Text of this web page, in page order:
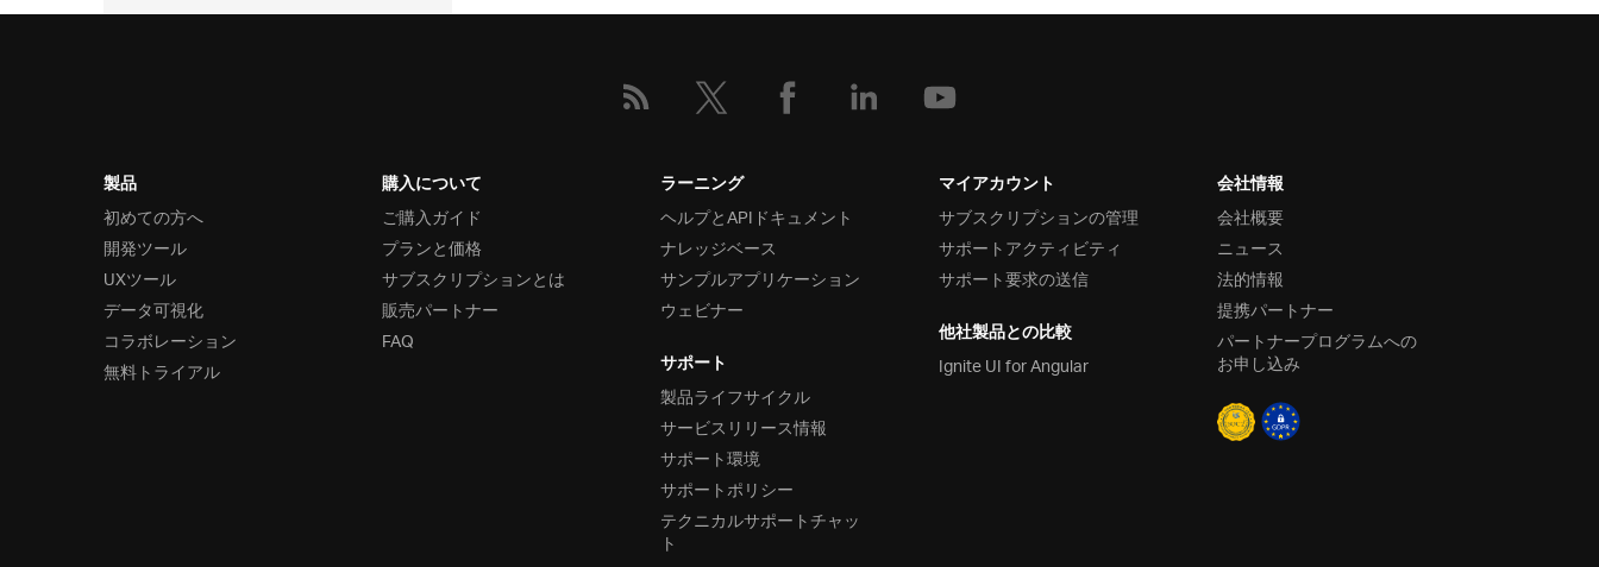
製品
初めての方へ
開発ツール
UXツール
データ可視化
コラボレーション
無料トライアル
購入について
ご購入ガイド
プランと価格
サブスクリプションとは
販売パートナー
FAQ
ラーニング
ヘルプとAPIドキュメント
ナレッジベース
サンプルアプリケーション
ウェビナー
サポート
製品ライフサイクル
サービスリリース情報
サポート環境
サポートポリシー
テクニカルサポートチャッ
ト
マイアカウント
サブスクリプションの管理
サポートアクティビティ
サポート要求の送信
他社製品との比較
Ignite UI for Angular
会社情報
会社概要
ニュース
法的情報
提携パートナー
パートナープログラムへの
お申し込み